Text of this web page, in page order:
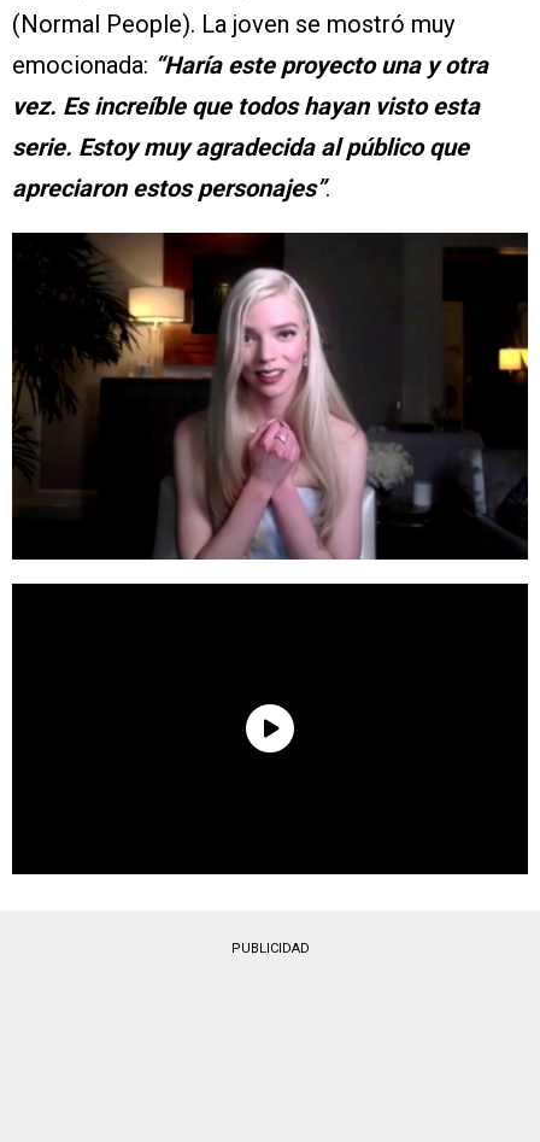
(Normal People). La joven se mostró muy
emocionada: “Haría este proyecto una y otra
vez. Es increíble que todos hayan visto esta
serie. Estoy muy agradecida al público que
apreciaron estos personajes”.
PUBLICIDAD